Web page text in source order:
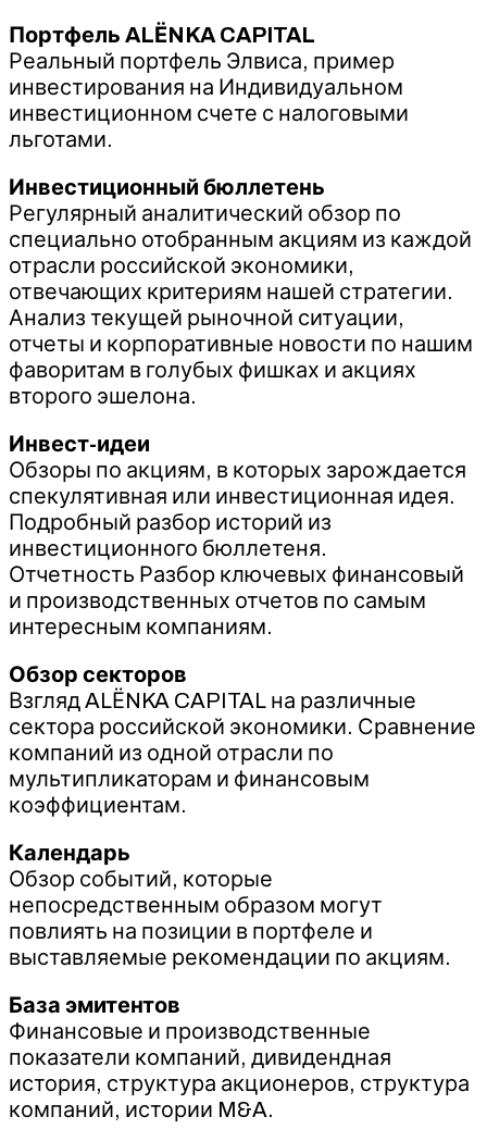
Портфель ALЁNKA CAPITAL
Реальный портфель Элвиса, пример
инвестирования на Индивидуальном
инвестиционном счете с налоговыми
льготами.
Инвестиционный бюллетень
Регулярный аналитический обзор по
специально отобранным акциям из каждой
отрасли российской экономики,
отвечающих критериям нашей стратегии.
Анализ текущей рыночной ситуации,
отчеты и корпоративные новости по нашим
фаворитам в голубых фишках и акциях
второго эшелона.
Инвест-идеи
Обзоры по акциям, в которых зарождается
спекулятивная или инвестиционная идея.
Подробный разбор историй из
инвестиционного бюллетеня.
Отчетность Разбор ключевых финансовый
и производственных отчетов по самым
интересным компаниям.
Обзор секторов
Взгляд ALЁNKA CAPITAL на различные
сектора российской экономики. Сравнение
компаний из одной отрасли по
мультипликаторам и финансовым
коэффициентам.
Календарь
Обзор событий, которые
непосредственным образом могут
повлиять на позиции в портфеле и
выставляемые рекомендации по акциям.
База эмитентов
Финансовые и производственные
показатели компаний, дивидендная
история, структура акционеров, структура
компаний, истории M&A.